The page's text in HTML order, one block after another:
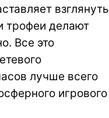
взглянуть
трофеи делают
Все это
лучше всего
игрового